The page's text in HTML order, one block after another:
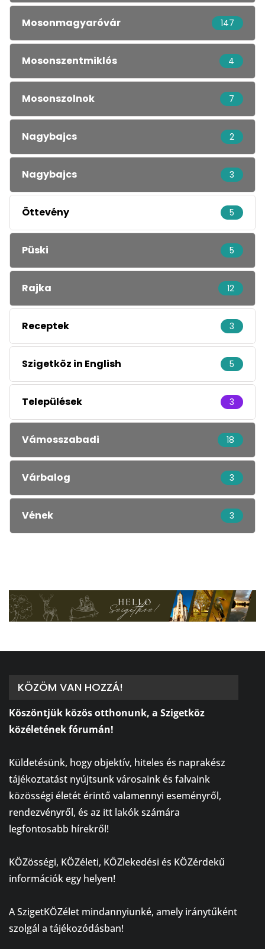
Mosonmagyaróvár 147
Mosonszentmiklós 4
Mosonszolnok 7
Nagybajcs 2
Nagybajcs 3
Öttevény 5
Püski 5
Rajka 12
Receptek 3
Szigetköz in English 5
Települések 3
Vámosszabadi 18
Várbalog 3
Vének 3
KÖZÖM VAN HOZZÁ!
Köszöntjük közös otthonunk, a Szigetköz
közéletének fórumán!
Küldetésünk, hogy objektív, hiteles és naprakész
tájékoztatást nyújtsunk városaink és falvaink
közösségi életét érintő valamennyi eseményről,
rendezvényről, és az itt lakók számára
legfontosabb hírekről!
KÖZösségi, KÖZéleti, KÖZlekedési és KÖZérdekű
információk egy helyen!
A SzigetKÖZélet mindannyiunké, amely iránytűként
szolgál a tájékozódásban!